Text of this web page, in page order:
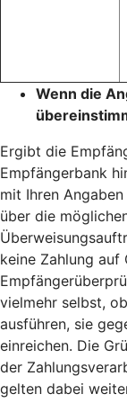
Wenn die
Ergibt die
Empfängerbank
mit Ihren
über die
keine Zahlung auf
vielmehr selbst,
ausführen, sie
einreichen. Die
der
gelten dabei